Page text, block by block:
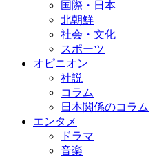
国際・日本
北朝鮮
社会・文化
スポーツ
オピニオン
社説
コラム
日本関係のコラム
エンタメ
ドラマ
音楽